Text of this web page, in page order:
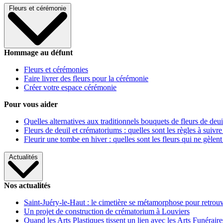
Fleurs et cérémonie
Hommage au défunt
Fleurs et cérémonies
Faire livrer des fleurs pour la cérémonie
Créer votre espace cérémonie
Pour vous aider
Quelles alternatives aux traditionnels bouquets de fleurs de
Fleurs de deuil et crématoriums : quelles sont les règles à
Fleurir une tombe en hiver : quelles sont les fleurs qui ne gèlent
Actualités
Nos actualités
Saint-Juéry-le-Haut : le cimetière se métamorphose pour
Un projet de construction de crématorium à Louviers
Quand les Arts Plastiques tissent un lien avec les Arts